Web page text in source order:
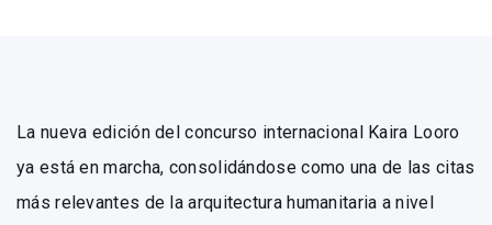
La nueva edición del concurso internacional Kaira Looro
ya está en marcha, consolidándose como una de las citas
más relevantes de la arquitectura humanitaria a nivel